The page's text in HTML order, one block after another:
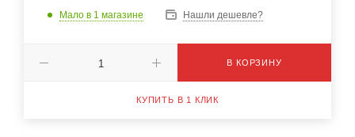
Мало в 1 магазине Нашли дешевле?
В КОРЗИНУ
КУПИТЬ В 1 КЛИК